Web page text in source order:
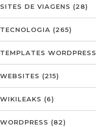
SITES DE VIAGENS (28)
TECNOLOGIA (265)
TEMPLATES WORDPRESS
WEBSITES (215)
WIKILEAKS (6)
WORDPRESS (82)